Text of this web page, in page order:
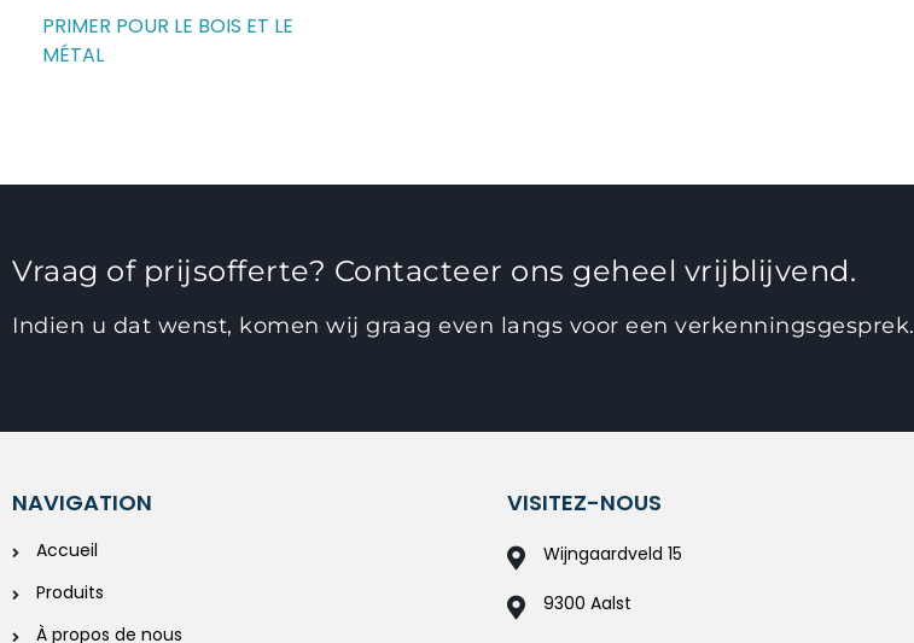
PRIMER POUR LE BOIS ET LE
MÉTAL
Vraag of prijsofferte? Contacteer ons geheel vrijblijvend.
Indien u dat wenst, komen wij graag even langs voor een verkenningsgesprek.
NAVIGATION
Accueil
Produits
À propos de nous
VISITEZ-NOUS
Wijngaardveld 15
9300 Aalst